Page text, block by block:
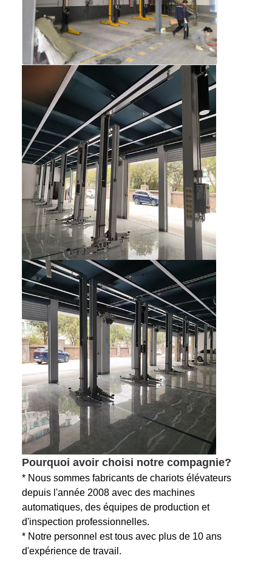
Pourquoi avoir choisi notre compagnie?
* Nous sommes fabricants de chariots élévateurs
depuis l'année 2008 avec des machines
automatiques, des équipes de production et
d'inspection professionnelles.
* Notre personnel est tous avec plus de 10 ans
d'expérience de travail.